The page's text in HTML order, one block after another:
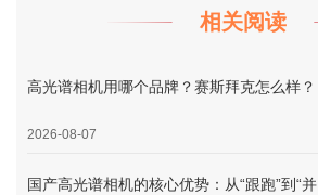
相关阅读
高光谱相机用哪个品牌？赛斯拜克怎么样？
2026-08-07
国产高光谱相机的核心优势：从“跟跑”到“并